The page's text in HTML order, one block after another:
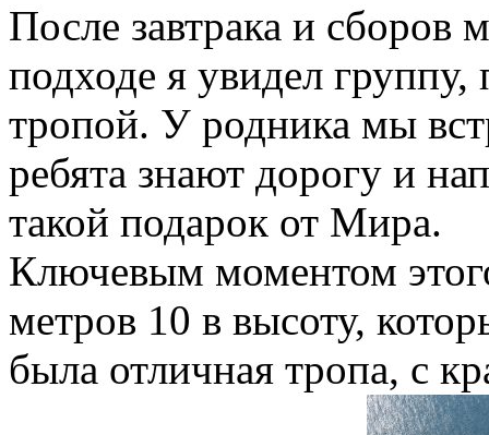
После завтрака и
подходе я увидел
тропой. У родника мы
ребята знают дорогу и
такой подарок от Мира.
Ключевым моментом
метров 10 в высоту,
была отличная тропа, с